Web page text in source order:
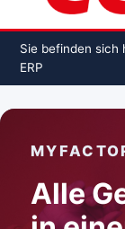
Sie befinden sich
ERP
Alle